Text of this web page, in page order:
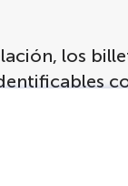
los
y los